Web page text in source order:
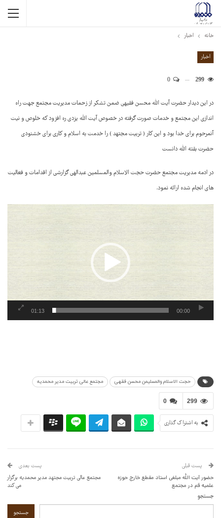
خانه اخبار
اخبار
299
در این دیدار حضرت آیت الله محسن فقیهی ضمن تشکر از زحمات مدیریت مجتمع جهت راه
اندازی این مجتمع و خدمات صورت گرفته در خصوص آیت الله یزدی ره افزود که خلوص و نیت
آنمرحوم برای خدا بود و این کار ( تربیت مجتهد ) را خدمت به اسلام و کاری برای خشنودی
حضرت بقته الله دانست
در ادمه مدیریت مجتمع حضرت حجت الاسلام والمسلمین عبدالهی گزارشی از اقدامات و فعالیت
های انجام شده ارائه نمود.
00:00
01:13
حجت الاسلام والمسلیمن محسن فقهی مجتمع عالی تربیت مدیر محمدیه
0 299
به اشتراک گذاری
پست قبلی
حضور آیت الله مبلغی استاد مقطع خارج حوزه
علمیه قم در مجتمع
پست بعدی
مجتمع عالی تربیت مجتهد مدیر محمدیه برگزار
می کند
جستجو
جستجو